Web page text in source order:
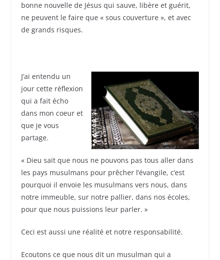
bonne nouvelle de Jésus qui sauve, libère et guérit,
ne peuvent le faire que « sous couverture », et avec
de grands risques.
J’ai entendu un
jour cette réflexion
qui a fait écho
dans mon coeur et
que je vous
partage.
« Dieu sait que nous ne pouvons pas tous aller dans
les pays musulmans pour prêcher l’évangile, c’est
pourquoi il envoie les musulmans vers nous, dans
notre immeuble, sur notre pallier, dans nos écoles,
pour que nous puissions leur parler. »
Ceci est aussi une réalité et notre responsabilité.
Ecoutons ce que nous dit un musulman qui a